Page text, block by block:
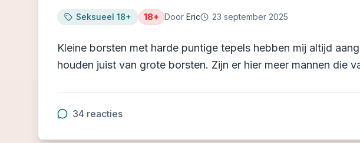
Seksueel 18+ 18+ Door Eric 23 september 2025
Kleine borsten met harde puntige tepels hebben mij altijd
houden juist van grote borsten. Zijn er hier meer mannen die
34 reacties